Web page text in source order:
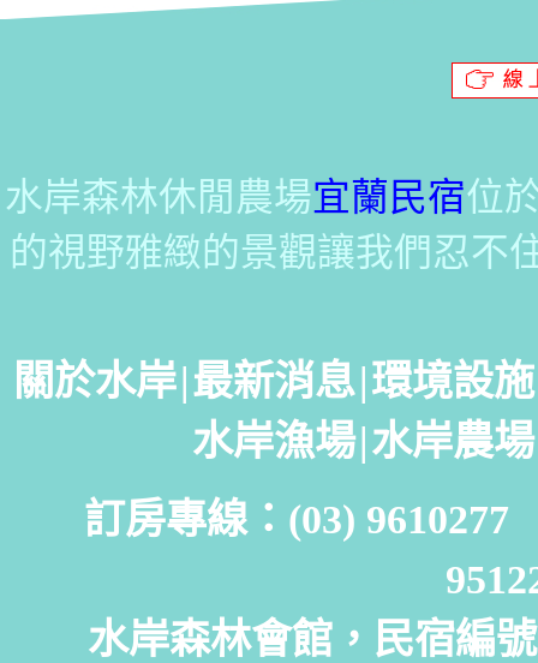
水岸森林休閒農場宜蘭民宿位
的視野雅緻的景觀讓我們忍不
關於水岸|最新消息|環境設施
水岸漁場|水岸農場
訂房專線：(03)
水岸森林會館，民宿編